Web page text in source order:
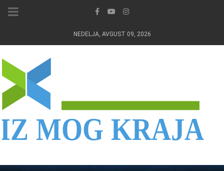
NEDELJA, AVGUST 09, 2026
IZ MOG KRAJA